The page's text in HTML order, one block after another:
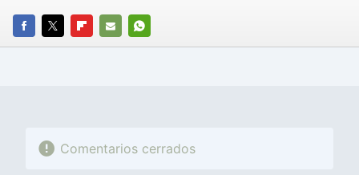
FACEBOOK
TWITTERFLIPBOARD
E-
WHATSAPP
Comentarios cerrados